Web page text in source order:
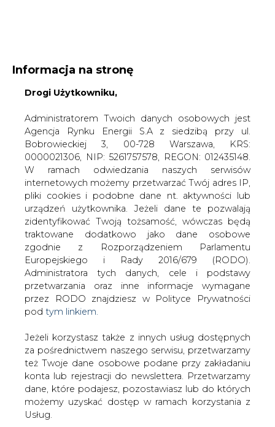
WŁĄCZ CIRE.TV
Administratorem Twoich danych osobowych jest
Bobrowieckiej 3, 00-728 Warszawa, KRS:
W ramach odwiedzania naszych serwisów
internetowych możemy przetwarzać Twój adres IP,
pliki cookies i podobne dane nt. aktywności lub
urządzeń użytkownika. Jeżeli dane te pozwalają
zidentyfikować Twoją tożsamość, wówczas będą
traktowane dodatkowo jako dane osobowe
zgodnie z Rozporządzeniem Parlamentu
Europejskiego i Rady 2016/679 (RODO).
Administratora tych danych, cele i podstawy
przetwarzania oraz inne informacje wymagane
przez RODO znajdziesz w Polityce Prywatności
podtym linkiem.
Jeżeli korzystasz także z innych usług dostępnych
za pośrednictwem naszego serwisu, przetwarzamy
też Twoje dane osobowe podane przy zakładaniu
dane, które podajesz, pozostawiasz lub do których
możemy uzyskać dostęp w ramach korzystania z
Usług.
Informacje dotyczące Administratora Twoich
danych osobowych a także cele i podstawy
przetwarzania oraz inne niezbędne informacje
Strona główna / CIEPŁOWNICTWO / SPEC zamierza
wydać 100 mln zł
drukuj
skomentuj
udostępnij:
SPEC zamierza wydać 100 mln zł